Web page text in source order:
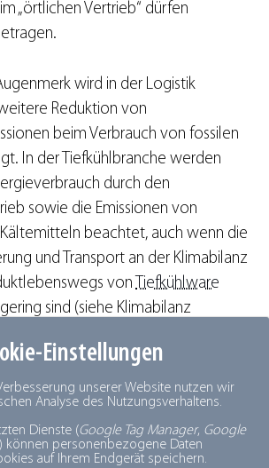
Einstellungen
unserer Website nutzen wir
Analyse des Nutzungsverhaltens.
Dienste (Google Tag Manager, Google
) können personenbezogene Daten
auf Ihrem Endgerät speichern.
„örtlichen Vertrieb“ dürfen
wird in der Logistik
Reduktion von
beim Verbrauch von fossilen
In der Tiefkühlbranche werden
durch den
sowie die Emissionen von
beachtet, auch wenn die
und Transport an der Klimabilanz
von Tiefkühlware
sind (siehe Klimabilanz
Kältemittel
die insbesondere bei den
und
und den TK-Technikherstellern
Agenda stehen.